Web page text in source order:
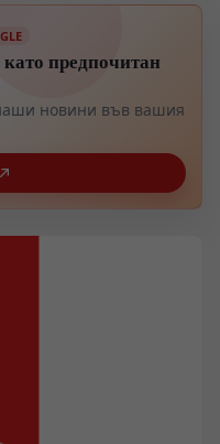
предпочитан
новини във вашия